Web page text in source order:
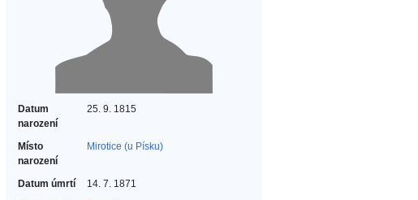
Datum
narození
25. 9. 1815
Místo
narození
Mirotice (u Písku)
Datum úmrtí
14. 7. 1871